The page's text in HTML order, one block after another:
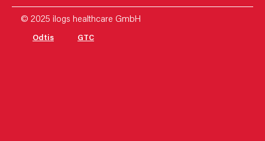
© 2025 ilogs healthcare GmbH
Odtis GTC